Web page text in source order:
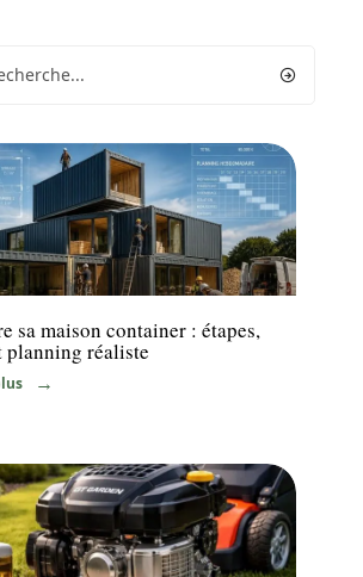
sa maison container : étapes,
planning réaliste